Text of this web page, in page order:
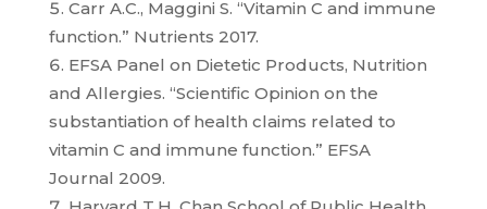
Carr A.C., Maggini S. “Vitamin C and immune
function.” Nutrients 2017.
EFSA Panel on Dietetic Products, Nutrition
and Allergies. “Scientific Opinion on the
substantiation of health claims related to
vitamin C and immune function.” EFSA
Journal 2009.